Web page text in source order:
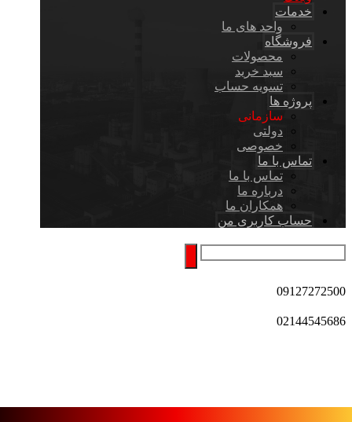
خدمات
واحد های ما
فروشگاه
محصولات
سبد خرید
تسویه حساب
پروژه ها
سازمانی
دولتی
خصوصی
تماس با ما
تماس با ما
درباره ما
همکاران ما
حساب کاربری من
09127272500
02144545686